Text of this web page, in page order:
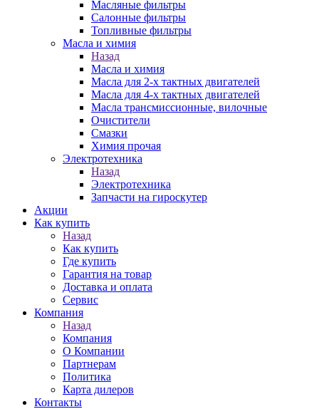
Масляные фильтры
Салонные фильтры
Топливные фильтры
Масла и химия
Назад
Масла и химия
Масла для 2-х тактных двигателей
Масла для 4-х тактных двигателей
Масла трансмиссионные, вилочные
Очистители
Смазки
Химия прочая
Электротехника
Назад
Электротехника
Запчасти на гироскутер
Акции
Как купить
Назад
Как купить
Где купить
Гарантия на товар
Доставка и оплата
Сервис
Компания
Назад
Компания
О Компании
Партнерам
Политика
Карта дилеров
Контакты